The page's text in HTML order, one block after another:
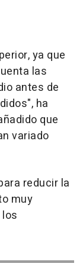
ya que
las
antes de
ha
que
variado
reducir la
muy